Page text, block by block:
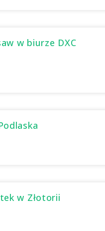
w biurze DXC
w Złotorii